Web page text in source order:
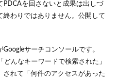
を回さないと成果は出しづ
終わりではありません。公開して
サーチコンソールです。
んなキーワードで検索された」
されて「何件のアクセスがあった